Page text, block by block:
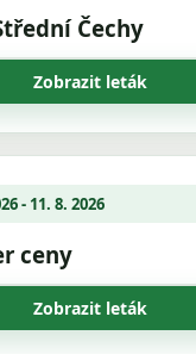
Čechy
Zobrazit leták
- 11. 8. 2026
ceny
Zobrazit leták